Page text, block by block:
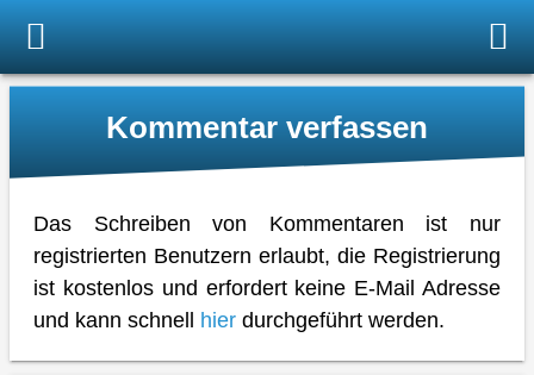
Kommentar verfassen
Das Schreiben von Kommentaren ist nur
registrierten Benutzern erlaubt, die Registrierung
ist kostenlos und erfordert keine E-Mail Adresse
und kann schnell hier durchgeführt werden.